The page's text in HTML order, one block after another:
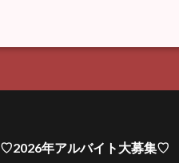
♡2026年アルバイト大募集♡